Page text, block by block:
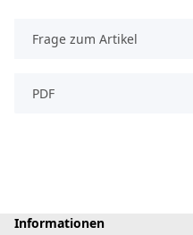
Frage zum Artikel
PDF
Informationen